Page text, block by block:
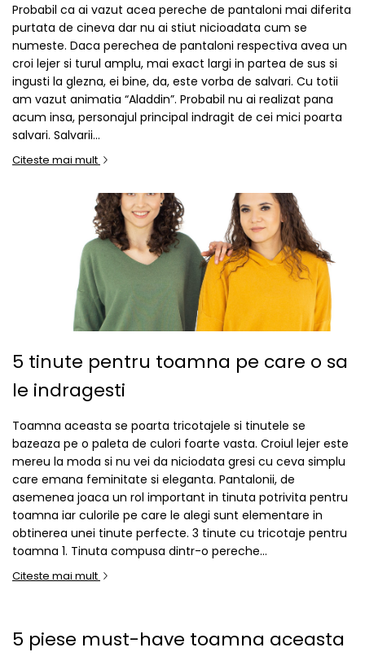
Bentițe
Mănuși
Jambiere din Lână
Eșarfe Cașmir
Probabil ca ai vazut acea pereche de pantaloni mai diferita
purtata de cineva dar nu ai stiut nicioadata cum se
numeste. Daca perechea de pantaloni respectiva avea un
croi lejer si turul amplu, mai exact largi in partea de sus si
ingusti la glezna, ei bine, da, este vorba de salvari. Cu totii
am vazut animatia “Aladdin”. Probabil nu ai realizat pana
acum insa, personajul principal indragit de cei mici poarta
salvari. Salvarii...
Citeste mai mult
5 tinute pentru toamna pe care o sa
le indragesti
Toamna aceasta se poarta tricotajele si tinutele se
bazeaza pe o paleta de culori foarte vasta. Croiul lejer este
mereu la moda si nu vei da niciodata gresi cu ceva simplu
care emana feminitate si eleganta. Pantalonii, de
asemenea joaca un rol important in tinuta potrivita pentru
toamna iar culorile pe care le alegi sunt elementare in
obtinerea unei tinute perfecte. 3 tinute cu tricotaje pentru
toamna 1. Tinuta compusa dintr-o pereche...
Citeste mai mult
5 piese must-have toamna aceasta